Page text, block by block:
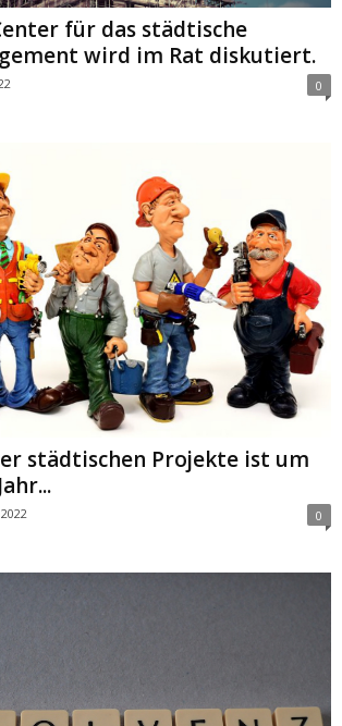
für das städtische
wird im Rat diskutiert.
0
städtischen Projekte ist um
0